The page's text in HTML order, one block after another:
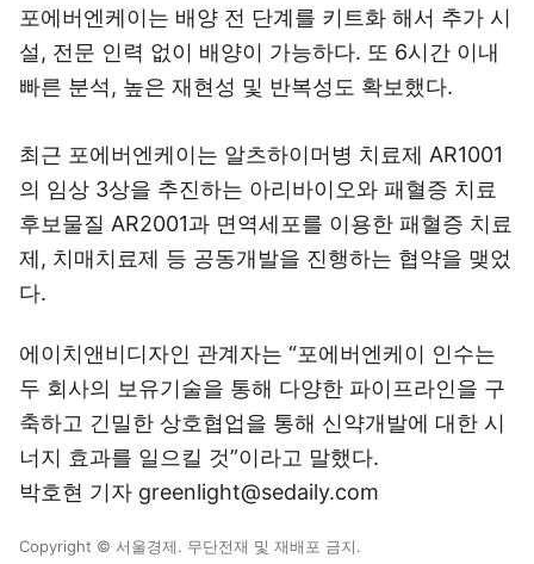
포에버엔케이는 배양 전 단계를 키트화 해서 추가 시
설, 전문 인력 없이 배양이 가능하다. 또 6시간 이내
빠른 분석, 높은 재현성 및 반복성도 확보했다.
최근 포에버엔케이는 알츠하이머병 치료제 AR1001
의 임상 3상을 추진하는 아리바이오와 패혈증 치료
후보물질 AR2001과 면역세포를 이용한 패혈증 치료
제, 치매치료제 등 공동개발을 진행하는 협약을 맺었
다.
에이치앤비디자인 관계자는 “포에버엔케이 인수는
두 회사의 보유기술을 통해 다양한 파이프라인을 구
축하고 긴밀한 상호협업을 통해 신약개발에 대한 시
너지 효과를 일으킬 것”이라고 말했다.
박호현 기자 greenlight@sedaily.com
Copyright © 서울경제. 무단전재 및 재배포 금지.